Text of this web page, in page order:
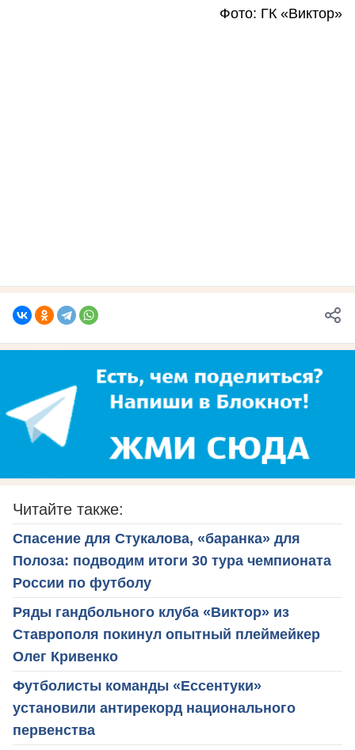
Фото: ГК «Виктор»
Читайте также:
Спасение для Стукалова, «баранка» для
Полоза: подводим итоги 30 тура чемпионата
России по футболу
Ряды гандбольного клуба «Виктор» из
Ставрополя покинул опытный плеймейкер
Олег Кривенко
Футболисты команды «Ессентуки»
установили антирекорд национального
первенства